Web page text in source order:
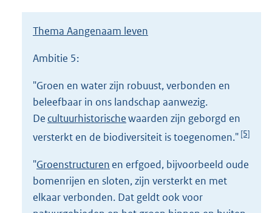
Thema Aangenaam leven
Ambitie 5:
"Groen en water zijn robuust, verbonden en
beleefbaar in ons landschap aanwezig.
De cultuurhistorischewaarden zijn geborgd en
versterkt en de biodiversiteit is toegenomen." [5]
"Groenstructuren en erfgoed, bijvoorbeeld oude
bomenrijen en sloten, zijn versterkt en met
elkaar verbonden. Dat geldt ook voor